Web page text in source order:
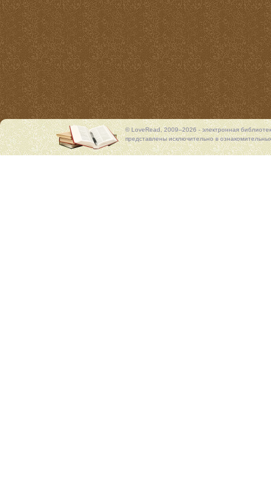
© LoveRead, 2009–2026 - электронная
представлены исключительно в